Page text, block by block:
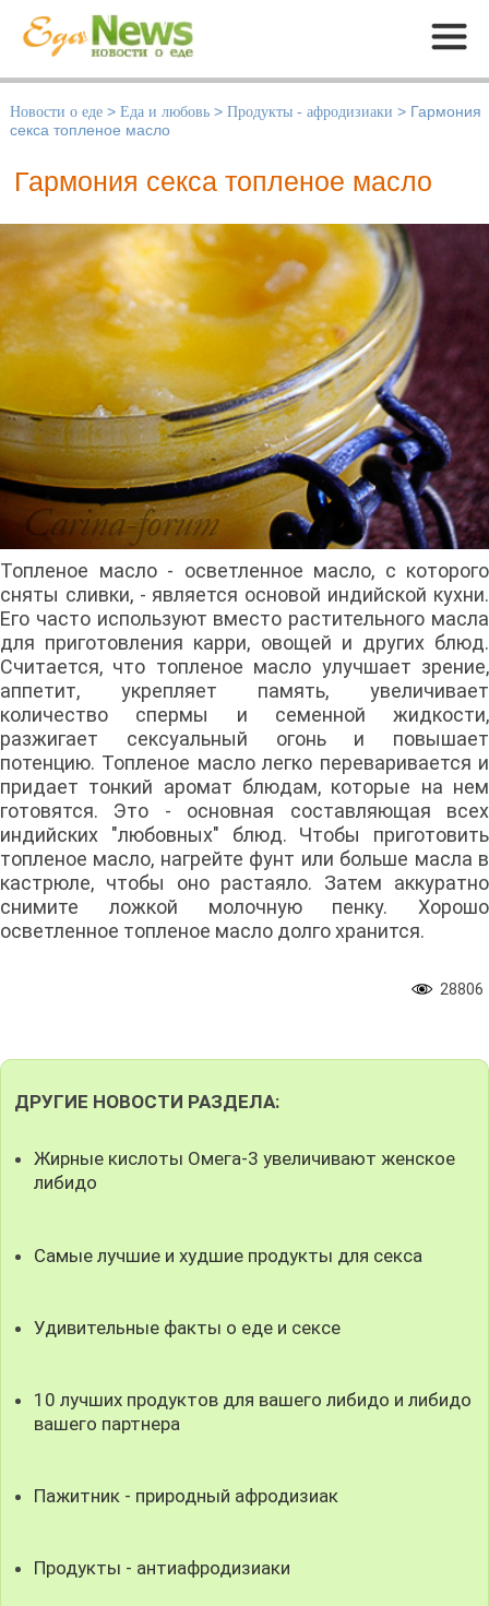
Меню
Новости о еде > Еда и любовь > Продукты - афродизиаки > Гармония
секса топленое масло
Гармония секса топленое масло
Топленое масло - осветленное масло, с которого
сняты сливки, - является основой индийской кухни.
Его часто используют вместо растительного масла
для приготовления карри, овощей и других блюд.
Считается, что топленое масло улучшает зрение,
аппетит, укрепляет память, увеличивает
количество спермы и семенной жидкости,
разжигает сексуальный огонь и повышает
потенцию. Топленое масло легко переваривается и
придает тонкий аромат блюдам, которые на нем
готовятся. Это - основная составляющая всех
индийских "любовных" блюд. Чтобы приготовить
топленое масло, нагрейте фунт или больше масла в
кастрюле, чтобы оно растаяло. Затем аккуратно
снимите ложкой молочную пенку. Хорошо
осветленное топленое масло долго хранится.
28806
ДРУГИЕ НОВОСТИ РАЗДЕЛА:
Жирные кислоты Омега-3 увеличивают женское
либидо
Самые лучшие и худшие продукты для секса
Удивительные факты о еде и сексе
10 лучших продуктов для вашего либидо и либидо
вашего партнера
Пажитник - природный афродизиак
Продукты - антиафродизиаки